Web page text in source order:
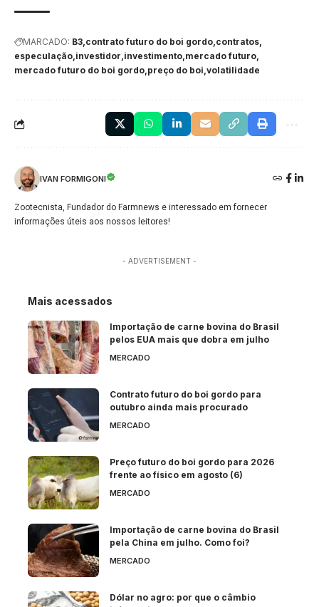
MARCADO: B3 contrato futuro do boi gordo contratos
especulação investidor investimento mercado futuro
mercado futuro do boi gordo preço do boi volatilidade
IVAN FORMIGONI
Zootecnista, Fundador do Farmnews e interessado em fornecer
informações úteis aos nossos leitores!
- ADVERTISEMENT -
Mais acessados
Importação de carne bovina do Brasil
pelos EUA mais que dobra em julho
MERCADO
Contrato futuro do boi gordo para
outubro ainda mais procurado
MERCADO
Preço futuro do boi gordo para 2026
frente ao físico em agosto (6)
MERCADO
Importação de carne bovina do Brasil
pela China em julho. Como foi?
MERCADO
Dólar no agro: por que o câmbio